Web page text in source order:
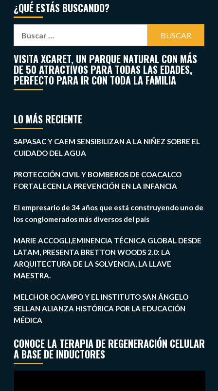
¿QUÉ ESTÁS BUSCANDO?
VISITA XCARET, UN PARQUE NATURAL CON MÁS
DE 50 ATRACTIVOS PARA TODAS LAS EDADES,
PERFECTO PARA IR CON TODA LA FAMILIA
LO MÁS RECIENTE
SAPASAC Y CAEM SENSIBILIZAN A LA NIÑEZ SOBRE EL
CUIDADO DEL AGUA
PROTECCIÓN CIVIL Y BOMBEROS DE COACALCO
FORTALECEN LA PREVENCIÓN EN LA INFANCIA
El empresario de 34 años que está construyendo uno de
los conglomerados más diversos del país
MARIE ACCOGLI,EMINENCIA TÉCNICA GLOBAL DESDE
LATAM, PRESENTA BRETTON WOODS 2.0: LA
ARQUITECTURA DE LA SOLVENCIA, LA LLAVE
MAESTRA.
MELCHOR OCAMPO Y EL INSTITUTO SAN ÁNGELO
SELLAN ALIANZA HISTÓRICA POR LA EDUCACIÓN
MÉDICA
CONOCE LA TERAPIA DE REGENERACIÓN CELULAR
A BASE DE INDUCTORES